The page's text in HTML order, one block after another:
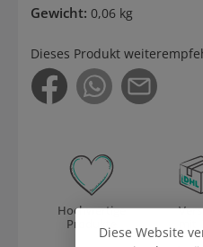
Gewicht: 0,06 kg
Dieses Produkt
Hochwertige
Produkte
Diese Website